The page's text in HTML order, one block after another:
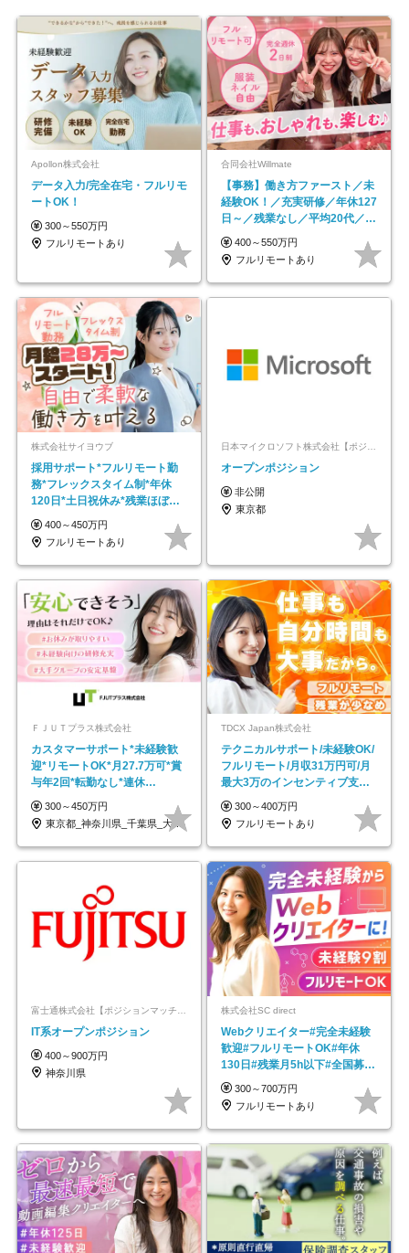
Apollon株式会社
データ入力/完全在宅・フルリモ
ートOK！
300～550万円
フルリモートあり
合同会社Willmate
【事務】働き方ファースト／未
経験OK！／充実研修／年休127
日～／残業なし／平均20代／リ
モートOK
400～550万円
フルリモートあり
株式会社サイヨウブ
採用サポート*フルリモート勤
務*フレックスタイム制*年休
120日*土日祝休み*残業ほぼな
し*育児中社員8割以上
400～450万円
フルリモートあり
オープンポジション
非公開
東京都
ＦＪＵＴプラス株式会社
カスタマーサポート*未経験歓
迎*リモートOK*月27.7万可*賞
与年2回*転勤なし*連休
OK/ZE010232
300～450万円
東京都_神奈川県_千葉県_大阪府_愛知県…
TDCX Japan株式会社
テクニカルサポート/未経験OK/
フルリモート/月収31万円可/月
最大3万のインセンティブ支給/
平均年齢33歳
300～400万円
フルリモートあり
IT系オープンポジション
400～900万円
神奈川県
株式会社SC direct
Webクリエイター#完全未経験
歓迎#フルリモートOK#年休
130日#残業月5h以下#全国募集
#最大1年の研修
300～700万円
フルリモートあり